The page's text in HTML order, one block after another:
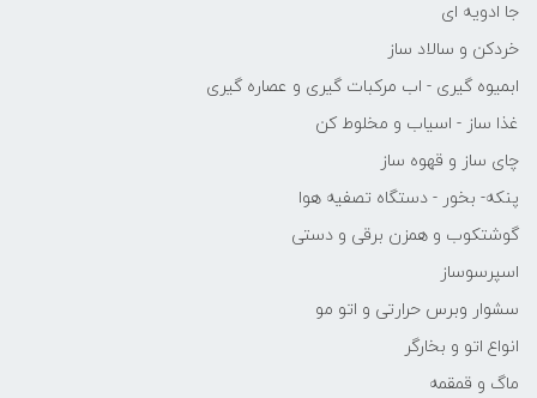
جا ادویه ای
خردکن و سالاد ساز
ابمیوه گیری - اب مرکبات گیری و عصاره گیری
غذا ساز - اسیاب و مخلوط کن
چای ساز و قهوه ساز
پنکه- بخور - دستگاه تصفیه هوا
گوشتکوب و همزن برقی و دستی
اسپرسوساز
سشوار وبرس حرارتی و اتو مو
انواع اتو و بخارگر
ماگ و قمقمه